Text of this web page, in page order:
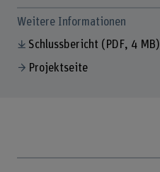
Weitere Informationen
Schlussbericht (PDF, 4 MB)
Projektseite